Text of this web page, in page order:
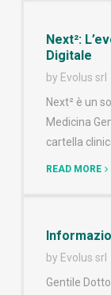
Next²:
Digitale
by Evolus srl
Next² è un
Medicina
cartella
READ MORE
by Evolus srl
Gentile